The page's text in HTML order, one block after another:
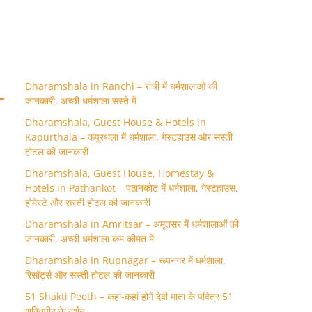
Dharamshala in Ranchi – रांची में धर्मशालाओं की
जानकारी, अच्छी धर्मशाला सस्ते में
Dharamshala, Guest House & Hotels in
Kapurthala – कपूरथला में धर्मशाला, गेस्टहाउस और सस्ती
होटल की जानकारी
Dharamshala, Guest House, Homestay &
Hotels in Pathankot – पठानकोट में धर्मशाला, गेस्टहाउस,
होमेस्टे और सस्ती होटल की जानकारी
Dharamshala in Amritsar – अमृतसर में धर्मशालाओं की
जानकारी, अच्छी धर्मशाला कम कीमत में
Dharamshala In Rupnagar – रूपनगर में धर्मशाला,
रिसॉर्ट्स और सस्ती होटल की जानकारी
51 Shakti Peeth – कहां-कहां होगें देवी माता के पवित्र 51